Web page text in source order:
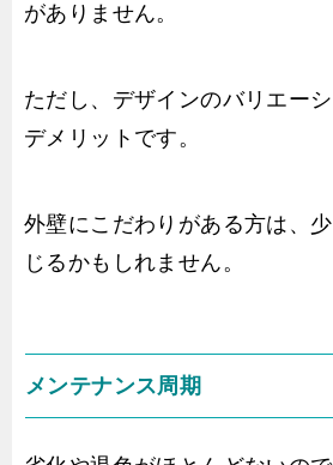
がありません。
ただし、デザインのバリエー
デメリットです。
外壁にこだわりがある方は、
じるかもしれません。
メンテナンス周期